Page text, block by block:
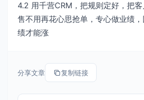
4.2 用千营CRM，把规则定好，把
售不用再花心思抢单，专心做业绩
绩才能涨
分享文章 复制链接